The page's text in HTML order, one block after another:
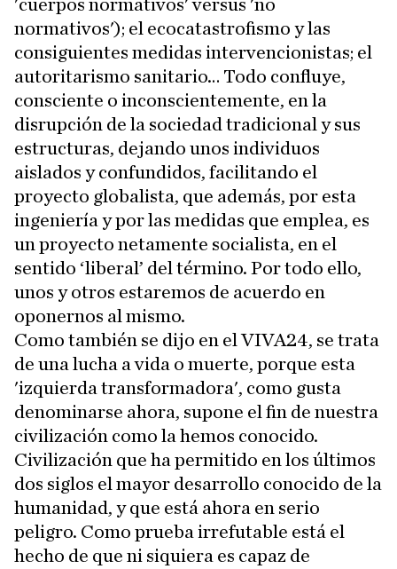
'cuerpos normativos' versus 'no
normativos'); el ecocatastrofismo y las
consiguientes medidas intervencionistas; el
autoritarismo sanitario… Todo confluye,
consciente o inconscientemente, en la
disrupción de la sociedad tradicional y sus
estructuras, dejando unos individuos
aislados y confundidos, facilitando el
proyecto globalista, que además, por esta
ingeniería y por las medidas que emplea, es
un proyecto netamente socialista, en el
sentido ‘liberal’ del término. Por todo ello,
unos y otros estaremos de acuerdo en
oponernos al mismo.
Como también se dijo en el VIVA24, se trata
de una lucha a vida o muerte, porque esta
'izquierda transformadora', como gusta
denominarse ahora, supone el fin de nuestra
civilización como la hemos conocido.
Civilización que ha permitido en los últimos
dos siglos el mayor desarrollo conocido de la
humanidad, y que está ahora en serio
peligro. Como prueba irrefutable está el
hecho de que ni siquiera es capaz de